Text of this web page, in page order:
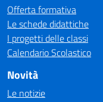
Offerta formativa
Le schede didattiche
I progetti delle classi
Calendario Scolastico
Novità
Le notizie